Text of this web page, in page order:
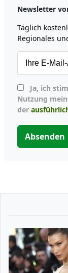
Newsletter
Täglich
Regionales
Nutzung
der
Absenden